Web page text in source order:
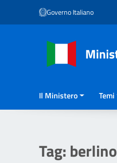
Vai ai contenuti
Vai al menu di navigazione
Governo Italiano
Il Ministero Temi
Tag: berlino